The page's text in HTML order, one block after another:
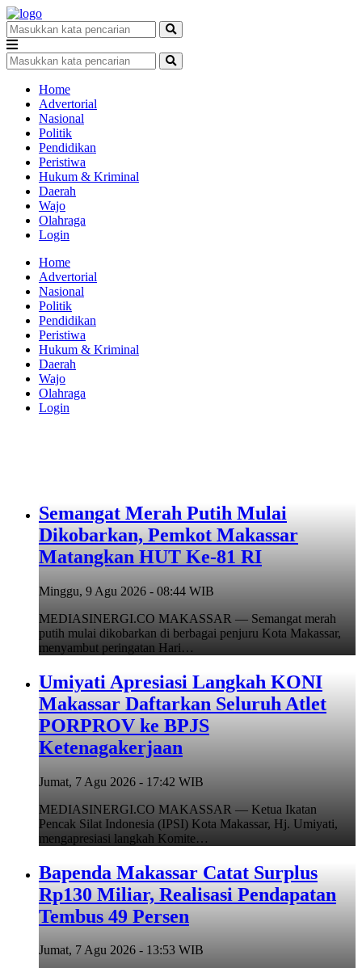
Home
Advertorial
Nasional
Politik
Pendidikan
Peristiwa
Hukum & Kriminal
Daerah
Wajo
Olahraga
Login
Home
Advertorial
Nasional
Politik
Pendidikan
Peristiwa
Hukum & Kriminal
Daerah
Wajo
Olahraga
Login
Semangat Merah Putih Mulai
Dikobarkan, Pemkot Makassar
Matangkan HUT Ke-81 RI
Minggu, 9 Agu 2026 - 08:44 WIB
MEDIASINERGI.CO MAKASSAR — Semangat merah
putih mulai dikobarkan di berbagai penjuru Kota Makassar,
menyambut peringatan Hari…
Umiyati Apresiasi Langkah KONI
Makassar Daftarkan Seluruh Atlet
PORPROV ke BPJS
Ketenagakerjaan
Jumat, 7 Agu 2026 - 17:42 WIB
MEDIASINERGI.CO MAKASSAR — Ketua Ikatan
Pencak Silat Indonesia (IPSI) Kota Makassar, Hj. Umiyati,
mengapresiasi langkah Komite…
Bapenda Makassar Catat Surplus
Rp130 Miliar, Realisasi Pendapatan
Tembus 49 Persen
Jumat, 7 Agu 2026 - 13:53 WIB